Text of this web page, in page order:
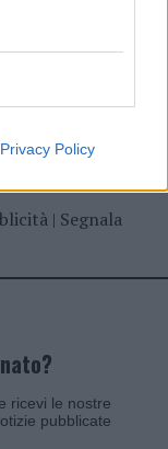
Privacy Policy
| Segnala
ricevi le nostre
pubblicate